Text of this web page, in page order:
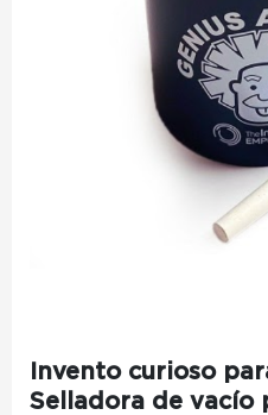
Invento curioso
Selladora de vacío